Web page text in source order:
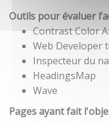
Outils pour évaluer
Contrast Color
Web Developer
Inspecteur du
HeadingsMap
Wave
Pages ayant fait